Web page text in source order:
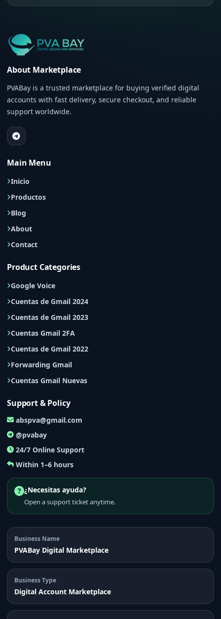
About Marketplace
PVABay is a trusted marketplace for buying verified digital
accounts with fast delivery, secure checkout, and reliable
support worldwide.
Main Menu
Inicio
Productos
Blog
About
Contact
Product Categories
Google Voice
Cuentas de Gmail 2024
Cuentas de Gmail 2023
Cuentas Gmail 2FA
Cuentas de Gmail 2022
Forwarding Gmail
Cuentas Gmail Nuevas
Support & Policy
abspva@gmail.com
@pvabay
24/7 Online Support
Within 1–6 hours
¿Necesitas ayuda?
Open a support ticket anytime.
Business Name
PVABay Digital Marketplace
Business Type
Digital Account Marketplace